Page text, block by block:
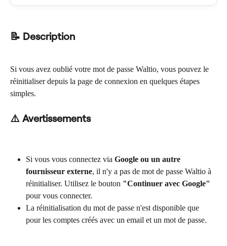
📝 Description
Si vous avez oublié votre mot de passe Waltio, vous pouvez le
réinitialiser depuis la page de connexion en quelques étapes
simples.
⚠️ Avertissements
Si vous vous connectez via Google ou un autre
fournisseur externe, il n'y a pas de mot de passe Waltio à
réinitialiser. Utilisez le bouton "Continuer avec Google"
pour vous connecter.
La réinitialisation du mot de passe n'est disponible que
pour les comptes créés avec un email et un mot de passe.